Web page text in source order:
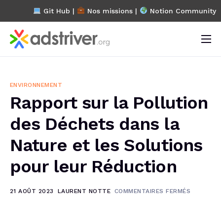
Git Hub | Nos missions | Notion Community
L’association
Blog
FAQ
Contact
ENVIRONNEMENT
Rapport sur la Pollution
des Déchets dans la
Nature et les Solutions
pour leur Réduction
21 AOÛT 2023 LAURENT NOTTE COMMENTAIRES FERMÉS